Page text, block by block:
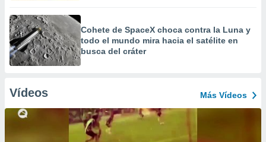
Cohete de SpaceX choca contra la Luna y
todo el mundo mira hacia el satélite en
busca del cráter
Vídeos Más Vídeos